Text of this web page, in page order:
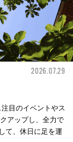
2026.07.29
目のイベントやス
アップし、全力で
て、休日に足を運